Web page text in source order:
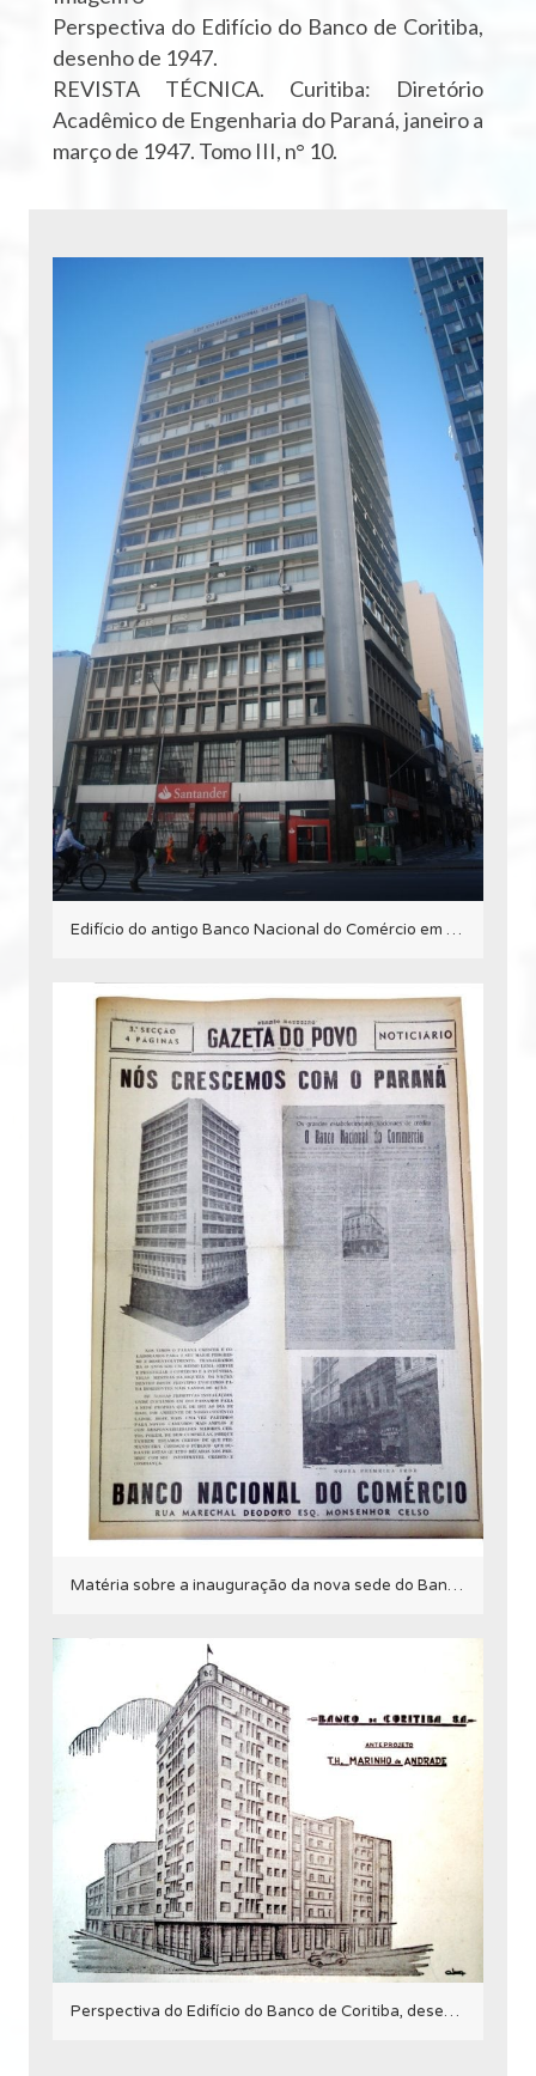
Perspectiva do Edifício do Banco de Coritiba,
desenho de 1947.
REVISTA TÉCNICA. Curitiba: Diretório
Acadêmico de Engenharia do Paraná, janeiro a
março de 1947. Tomo III, n° 10.
Edifício do antigo Banco Nacional do Comércio em 2017.
Matéria sobre a inauguração da nova sede do Banco Nacional do Comércio em 1958.
Perspectiva do Edifício do Banco de Coritiba, desenho de 1947.